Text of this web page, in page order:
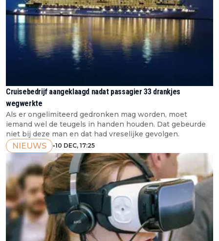
Cruisebedrijf aangeklaagd nadat passagier 33 drankjes
wegwerkte
Als er ongelimiteerd gedronken mag worden, moet
iemand wel de teugels in handen houden. Dat gebeurde
niet bij deze man en dat had vreselijke gevolgen.
NIEUWS •10 DEC, 17:25